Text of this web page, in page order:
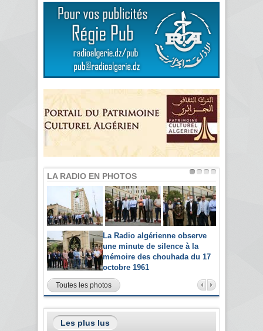
LA RADIO EN PHOTOS
La Radio algérienne observe
une minute de silence à la
mémoire des chouhada du 17
octobre 1961
Toutes les photos
Les plus lus